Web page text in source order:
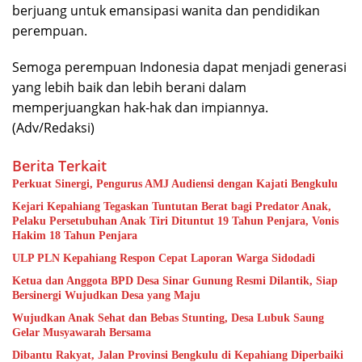
berjuang untuk emansipasi wanita dan pendidikan
perempuan.
Semoga perempuan Indonesia dapat menjadi generasi
yang lebih baik dan lebih berani dalam
memperjuangkan hak-hak dan impiannya.
(Adv/Redaksi)
Berita Terkait
Perkuat Sinergi, Pengurus AMJ Audiensi dengan Kajati Bengkulu
Kejari Kepahiang Tegaskan Tuntutan Berat bagi Predator Anak,
Pelaku Persetubuhan Anak Tiri Dituntut 19 Tahun Penjara, Vonis
Hakim 18 Tahun Penjara
ULP PLN Kepahiang Respon Cepat Laporan Warga Sidodadi
Ketua dan Anggota BPD Desa Sinar Gunung Resmi Dilantik, Siap
Bersinergi Wujudkan Desa yang Maju
Wujudkan Anak Sehat dan Bebas Stunting, Desa Lubuk Saung
Gelar Musyawarah Bersama
Dibantu Rakyat, Jalan Provinsi Bengkulu di Kepahiang Diperbaiki